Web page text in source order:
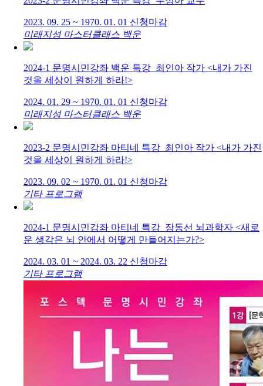
2023. 09. 25 ~ 1970. 01. 01 신청마감
미래지성 마스터클래스 백운
2024-1 문명시민강좌 백운 특강_최인아 작가 <내가 가진
것을 세상이 원하게 하라!>
2024. 01. 29 ~ 1970. 01. 01 신청마감
미래지성 마스터클래스 백운
2023-2 문명시민강좌 마티네 특강_최인아 작가 <내가 가진
것을 세상이 원하게 하라!>
2023. 09. 02 ~ 1970. 01. 01 신청마감
기타 프로그램
2024-1 문명시민강좌 마티네 특강_장동선 뇌과학자 <새로
운 생각은 뇌 안에서 어떻게 만들어지는가?>
2024. 03. 01 ~ 2024. 03. 22 신청마감
기타 프로그램